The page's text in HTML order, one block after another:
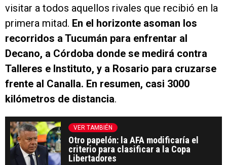
visitar a todos aquellos rivales que recibió en la
primera mitad. En el horizonte asoman los
recorridos a Tucumán para enfrentar al
Decano, a Córdoba donde se medirá contra
Talleres e Instituto, y a Rosario para cruzarse
frente al Canalla. En resumen, casi 3000
kilómetros de distancia.
VER TAMBIÉN
Otro papelón: la AFA modificaría el
criterio para clasificar a la Copa
Libertadores